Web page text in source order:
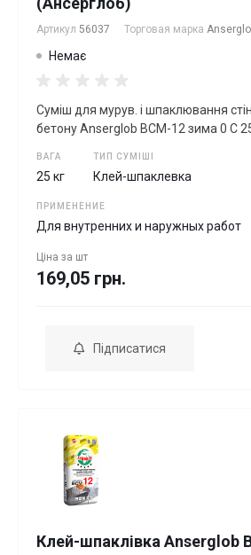
Артикул 56037 Торговая марка
Немає
Сумiш для мурув. і шпаклювання
бетону Anserglob ВСМ-12 зима 0 С
ВАГА
25 кг
ТИП СУМІШІ
Клей-шпаклевка
ПРИМЕНЕНИЕ
Для внутренних и наружных работ
Ціна за шт
169,05 грн.
Підписатися
Клей-шпаклівка Anserglob